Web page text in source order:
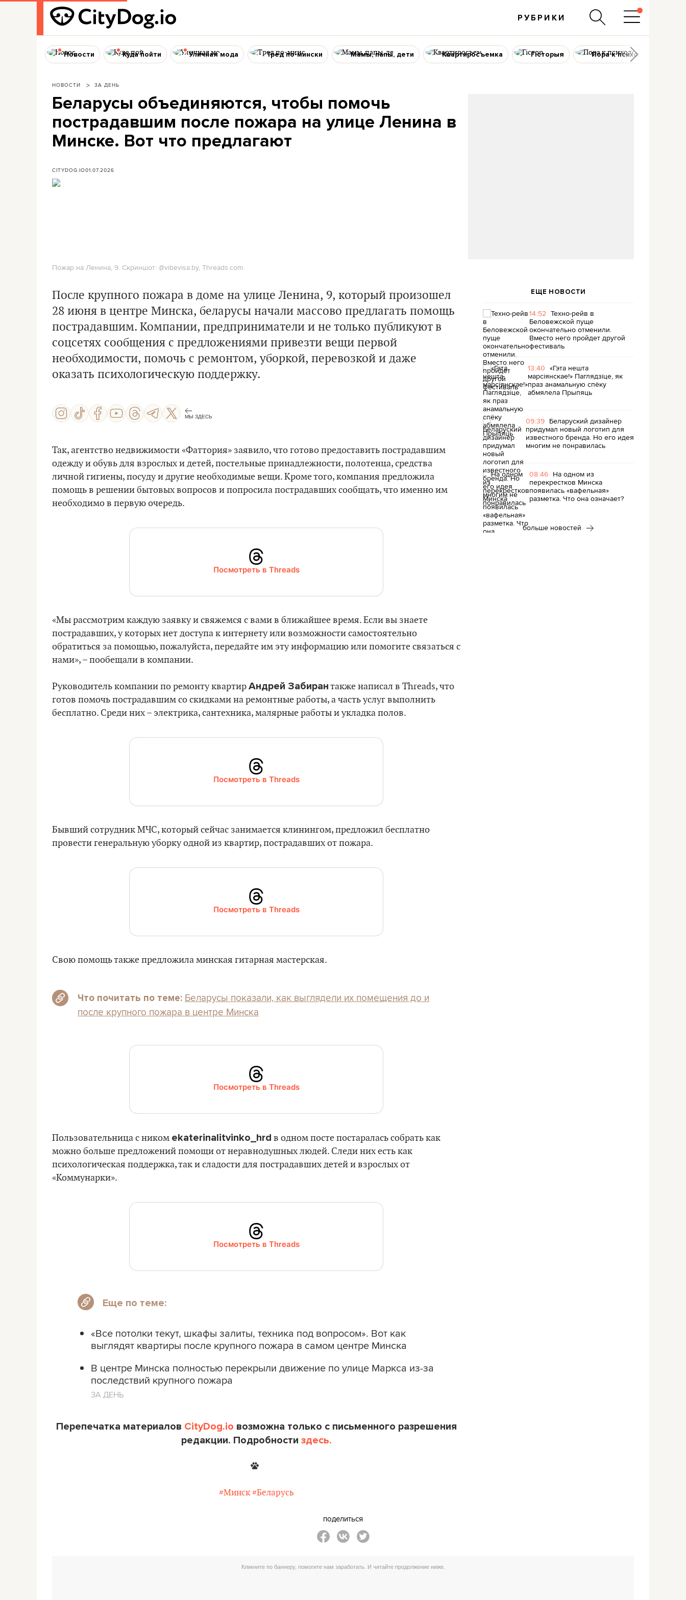
РУБРИКИ
Новости Куда пойти Уличная мода Тред по-мински Мамы, папы, дети Квартиросъемка Гісторыя Пора к психологу
НОВОСТИ ЗА ДЕНЬ
Беларусы объединяются, чтобы помочь
пострадавшим после пожара на улице Ленина в
Минске. Вот что предлагают
CITYDOG.IO01.07.2026
Пожар на Ленина, 9. Скриншот: @vibevisa.by, Threads.com.
После крупного пожара в доме на улице Ленина, 9, который произошел
28 июня в центре Минска, беларусы начали массово предлагать помощь
пострадавшим. Компании, предприниматели и не только публикуют в
соцсетях сообщения с предложениями привезти вещи первой
необходимости, помочь с ремонтом, уборкой, перевозкой и даже
оказать психологическую поддержку.
МЫ ЗДЕСЬ
Так, агентство недвижимости «Фаттория» заявило, что готово предоставить пострадавшим
одежду и обувь для взрослых и детей, постельные принадлежности, полотенца, средства
личной гигиены, посуду и другие необходимые вещи. Кроме того, компания предложила
помощь в решении бытовых вопросов и попросила пострадавших сообщать, что именно им
необходимо в первую очередь.
Посмотреть в Threads
«Мы рассмотрим каждую заявку и свяжемся с вами в ближайшее время. Если вы знаете
пострадавших, у которых нет доступа к интернету или возможности самостоятельно
обратиться за помощью, пожалуйста, передайте им эту информацию или помогите связаться с
нами», – пообещали в компании.
Руководитель компании по ремонту квартирАндрей Забирантакже написал в Threads, что
готов помочь пострадавшим со скидками на ремонтные работы, а часть услуг выполнить
бесплатно. Среди них – электрика, сантехника, малярные работы и укладка полов.
Посмотреть в Threads
Бывший сотрудник МЧС, который сейчас занимается клинингом, предложил бесплатно
провести генеральную уборку одной из квартир, пострадавших от пожара.
Посмотреть в Threads
Свою помощь также предложила минская гитарная мастерская.
Что почитать по теме: Беларусы показали, как выглядели их помещения до и
после крупного пожара в центре Минска
Посмотреть в Threads
Пользовательница с ником ekaterinalitvinko_hrd в одном посте постаралась собрать как
можно больше предложений помощи от неравнодушных людей. Следи них есть как
психологическая поддержка, так и сладости для пострадавших детей и взрослых от
«Коммунарки».
Посмотреть в Threads
Еще по теме:
«Все потолки текут, шкафы залиты, техника под вопросом». Вот как
выглядят квартиры после крупного пожара в самом центре Минска
В центре Минска полностью перекрыли движение по улице Маркса из-за
последствий крупного пожара
ЗА ДЕНЬ
Перепечатка материалов CityDog.io возможна только с письменного разрешения
редакции. Подробности здесь.
#Минск #Беларусь
ЕЩЕ НОВОСТИ
14:52 Техно-рейв в
Беловежской пуще
окончательно отменили.
Вместо него пройдет другой
фестиваль
13:40 «Гэта нешта
марсіянскае!» Паглядзіце, як
праз анамальную спёку
абмялела Прыпяць
09:39 Беларуский дизайнер
придумал новый логотип для
известного бренда. Но его идея
многим не понравилась
08:46 На одном из
перекрестков Минска
появилась «вафельная»
разметка. Что она означает?
больше новостей
поделиться